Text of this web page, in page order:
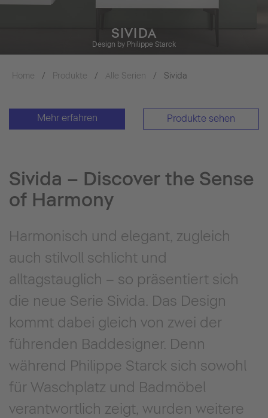
SIVIDA
Design by Philippe Starck
Home Produkte Alle Serien Sivida
Mehr erfahren Produkte sehen
Sivida – Discover the Sense
of Harmony
Harmonisch und elegant, zugleich
auch stilvoll schlicht und
alltagstauglich – so präsentiert sich
die neue Serie Sivida. Das Design
kommt dabei gleich von zwei der
führenden Baddesigner. Denn
während Philippe Starck sich sowohl
für Waschplatz und Badmöbel
verantwortlich zeigt, wurden weitere